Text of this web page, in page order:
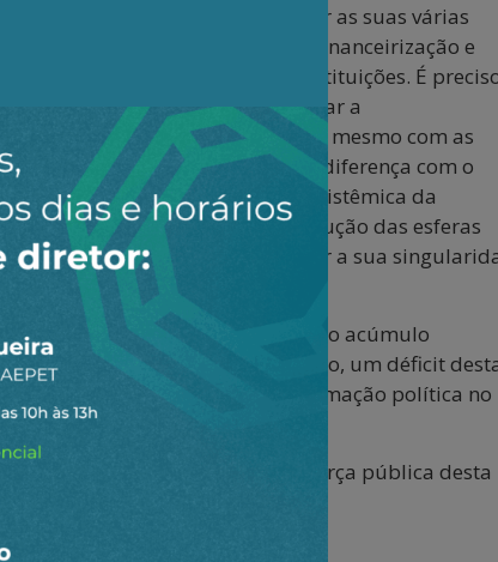
capaz de fazer convergir as suas várias
orgânica, com o processo de financeirização e
globais e suas redes de instituições. É
origens até o seu poder de saturar a
com o conservadorismo moral e mesmo com as
ideias e o que há de comum e diferença com o
no contexto da grande crise sistêmica da
as suas conexões com a dissolução das esferas
comuns. E, por fim, compreender a sua
brasileiras ao neoliberalismo e o acúmulo
internacionais. Há, decerto, um déficit
medida, sua força de legitimação política no
para o rigor, amplitude e a força pública desta